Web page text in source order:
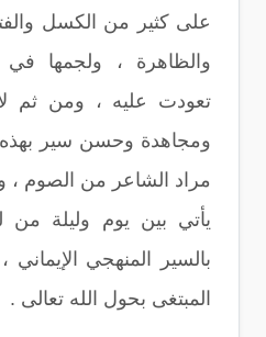
على كثير من الكسل
والظاهرة ، ولجمها
تعودت عليه ، ومن ثم
ومجاهدة وحسن سير
مراد الشاعر من الصوم ،
يأتي بين يوم وليلة من
بالسير المنهجي
المبتغى بحول الله تعالى .